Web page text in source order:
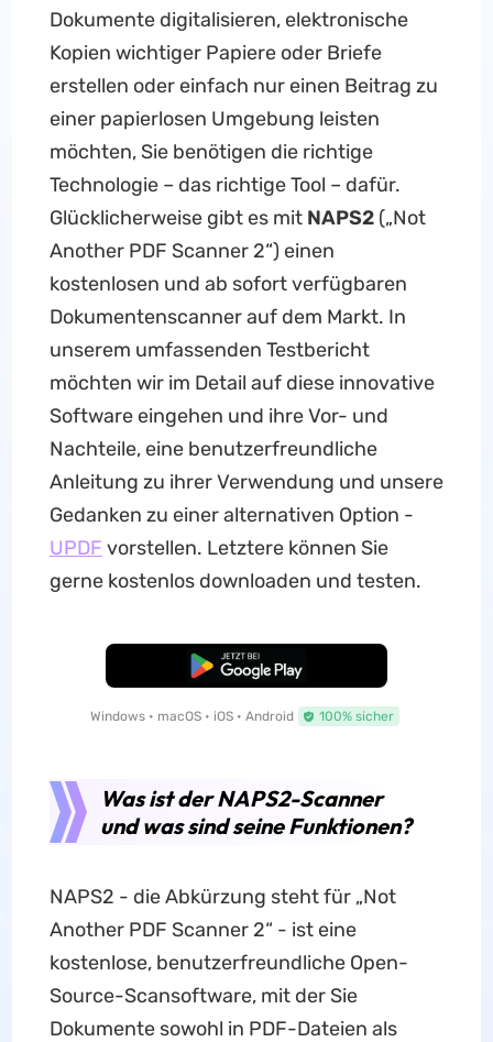
Dokumente digitalisieren, elektronische
Kopien wichtiger Papiere oder Briefe
erstellen oder einfach nur einen Beitrag zu
einer papierlosen Umgebung leisten
möchten, Sie benötigen die richtige
Technologie – das richtige Tool – dafür.
Glücklicherweise gibt es mit NAPS2 („Not
Another PDF Scanner 2“) einen
kostenlosen und ab sofort verfügbaren
Dokumentenscanner auf dem Markt. In
unserem umfassenden Testbericht
möchten wir im Detail auf diese innovative
Software eingehen und ihre Vor- und
Nachteile, eine benutzerfreundliche
Anleitung zu ihrer Verwendung und unsere
Gedanken zu einer alternativen Option -
UPDF vorstellen. Letztere können Sie
gerne kostenlos downloaden und testen.
Kostenloser Download
Windows • macOS • iOS • Android 100% sicher
Was ist der NAPS2-Scanner
und was sind seine Funktionen?
NAPS2 - die Abkürzung steht für „Not
Another PDF Scanner 2“ - ist eine
kostenlose, benutzerfreundliche Open-
Source-Scansoftware, mit der Sie
Dokumente sowohl in PDF-Dateien als